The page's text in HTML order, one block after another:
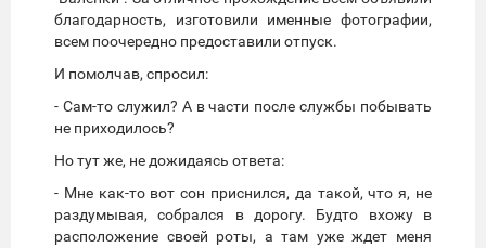
благодарность, изготовили именные фотографии,
всем поочередно предоставили отпуск.
И помолчав, спросил:
- Сам-то служил? А в части после службы побывать
не приходилось?
Но тут же, не дожидаясь ответа:
- Мне как-то вот сон приснился, да такой, что я, не
раздумывая, собрался в дорогу. Будто вхожу в
расположение своей роты, а там уже ждет меня